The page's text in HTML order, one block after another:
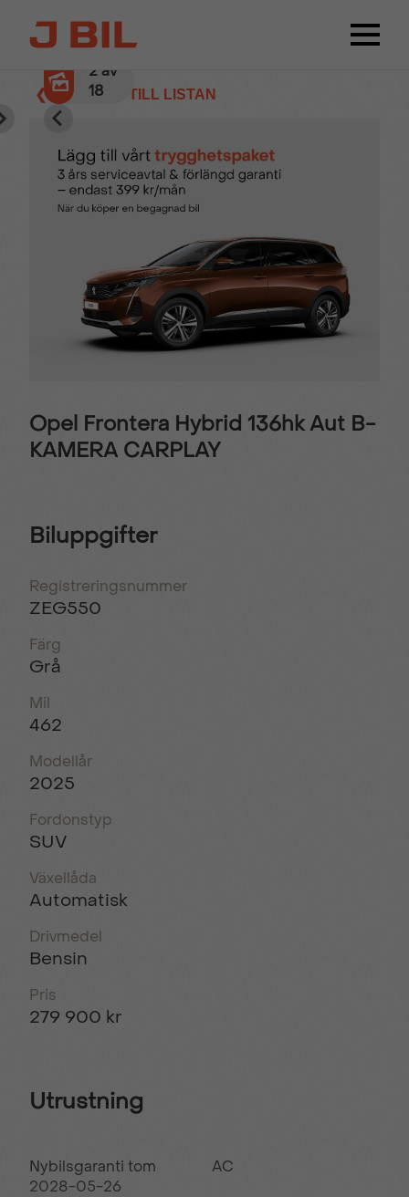
❮ TILLBAKA TILL LISTAN
3av
18
Opel Frontera Hybrid 136hk Aut B-
KAMERA CARPLAY
Biluppgifter
Registreringsnummer
ZEG550
Färg
Grå
Mil
462
Modellår
2025
Fordonstyp
SUV
Växellåda
Automatisk
Drivmedel
Bensin
Pris
279 900 kr
Utrustning
Nybilsgaranti tom
2028-05-26
AC